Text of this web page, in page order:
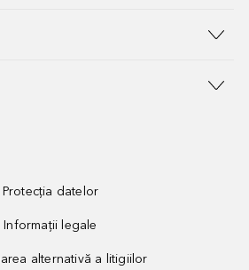
Protecția datelor
Informații legale
alternativă a litigiilor